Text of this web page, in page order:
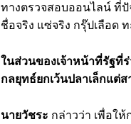
ทางตรวจสอบออนไลน์ ที่ปั
ชื่อจริง แซ่จริง กรุ๊ปเลือด
ในส่วนของเจ้าหน้าที่รัฐที่
กลยุทธ์ยกเว้นปลาเล็กแต่
นายวัชระ กล่าวว่า เพื่อใ